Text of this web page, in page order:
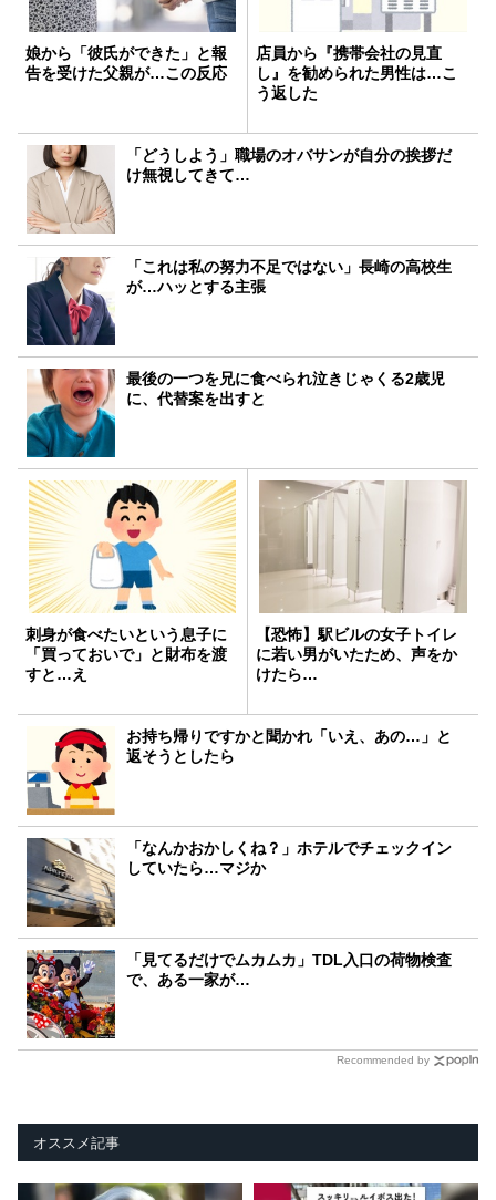
娘から「彼氏ができた」と報
告を受けた父親が…この反応
店員から『携帯会社の見直
し』を勧められた男性は…こ
う返した
「どうしよう」職場のオバサンが自分の挨拶だ
け無視してきて…
「これは私の努力不足ではない」長崎の高校生
が…ハッとする主張
最後の一つを兄に食べられ泣きじゃくる2歳児
に、代替案を出すと
刺身が食べたいという息子に
「買っておいで」と財布を渡
すと…え
【恐怖】駅ビルの女子トイレ
に若い男がいたため、声をか
けたら…
お持ち帰りですかと聞かれ「いえ、あの…」と
返そうとしたら
「なんかおかしくね？」ホテルでチェックイン
していたら…マジか
「見てるだけでムカムカ」TDL入口の荷物検査
で、ある一家が…
Recommended by
オススメ記事